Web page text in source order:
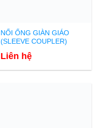
NỐI ỐNG GIÀN GIÁO
(SLEEVE COUPLER)
Liên hệ